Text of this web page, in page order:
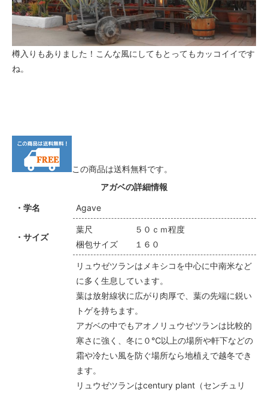
樽入りもありました！こんな風にしてもとってもカッコイイです
ね。
この商品は送料無料です。
アガベの詳細情報
・学名 Agave
・サイズ
葉尺 ５０ｃｍ程度
梱包サイズ １６０
リュウゼツランはメキシコを中心に中南米など
に多く生息しています。
葉は放射線状に広がり肉厚で、葉の先端に鋭い
トゲを持ちます。
アガベの中でもアオノリュウゼツランは比較的
寒さに強く、冬に０℃以上の場所や軒下などの
霜や冷たい風を防ぐ場所なら地植えで越冬でき
ます。
リュウゼツランはcentury plant（センチュリ